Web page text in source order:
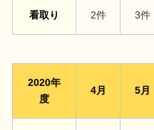
看取り 2件 3件
2020年
度
4月 5月